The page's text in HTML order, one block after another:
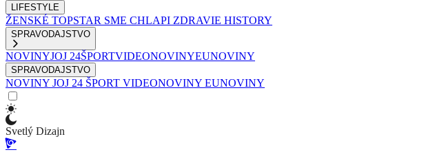
LIFESTYLE
ŽENSKÉ TOPSTAR SME CHLAPI ZDRAVIE HISTORY
SPRAVODAJSTVO
NOVINYJOJ 24ŠPORTVIDEONOVINYEUNOVINY
SPRAVODAJSTVO
NOVINY JOJ 24 ŠPORT VIDEONOVINY EUNOVINY
Svetlý Dizajn